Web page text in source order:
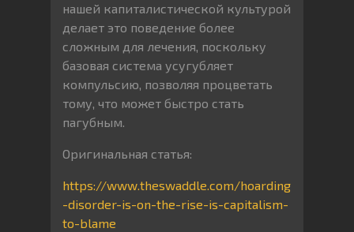
нашей капиталистической культурой
делает это поведение более
сложным для лечения, поскольку
базовая система усугубляет
компульсию, позволяя процветать
тому, что может быстро стать
пагубным.
Оригинальная статья:
https://www.theswaddle.com/hoarding
-disorder-is-on-the-rise-is-capitalism-
to-blame